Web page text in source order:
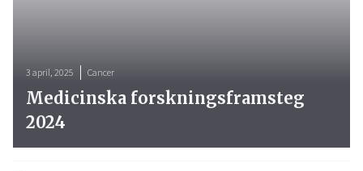
3 april, 2025 Cancer
Medicinska forskningsframsteg
2024